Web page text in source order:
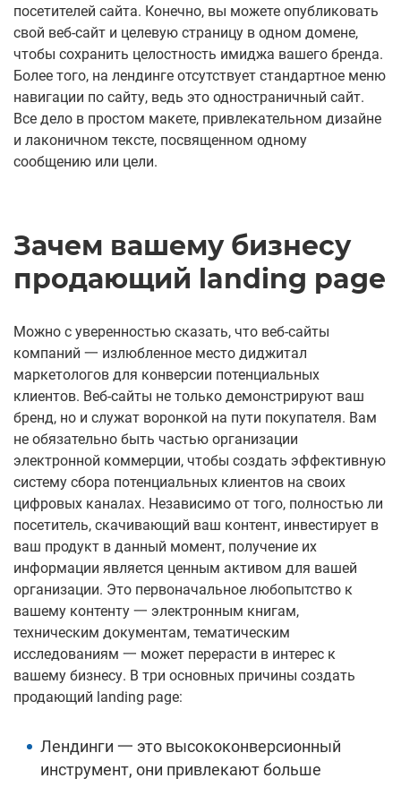
посетителей сайта. Конечно, вы можете опубликовать
свой веб-сайт и целевую страницу в одном домене,
чтобы сохранить целостность имиджа вашего бренда.
Более того, на лендинге отсутствует стандартное меню
навигации по сайту, ведь это одностраничный сайт.
Все дело в простом макете, привлекательном дизайне
и лаконичном тексте, посвященном одному
сообщению или цели.
Зачем вашему бизнесу
продающий landing page
Можно с уверенностью сказать, что веб-сайты
компаний 一 излюбленное место диджитал
маркетологов для конверсии потенциальных
клиентов. Веб-сайты не только демонстрируют ваш
бренд, но и служат воронкой на пути покупателя. Вам
не обязательно быть частью организации
электронной коммерции, чтобы создать эффективную
систему сбора потенциальных клиентов на своих
цифровых каналах. Независимо от того, полностью ли
посетитель, скачивающий ваш контент, инвестирует в
ваш продукт в данный момент, получение их
информации является ценным активом для вашей
организации. Это первоначальное любопытство к
вашему контенту 一 электронным книгам,
техническим документам, тематическим
исследованиям 一 может перерасти в интерес к
вашему бизнесу. В три основных причины создать
продающий landing page:
Лендинги 一 это высококонверсионный
инструмент, они привлекают больше